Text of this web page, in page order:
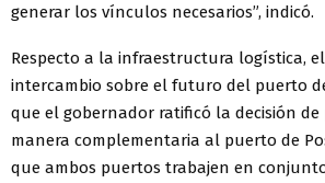
generar los vínculos necesarios”, indicó.
Respecto a la infraestructura logística,
intercambio sobre el futuro del puerto
que el gobernador ratificó la decisión
manera complementaria al puerto de
que ambos puertos trabajen en